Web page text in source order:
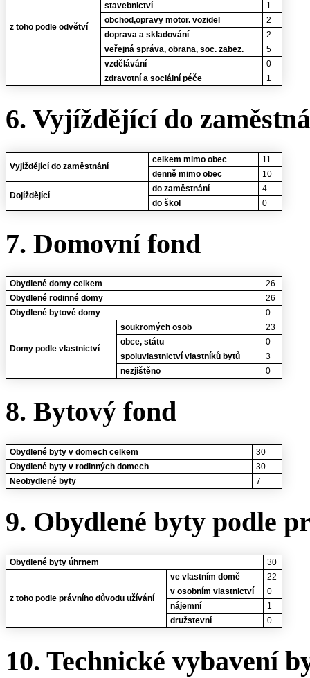
z toho podle odvětví
stavebnictví
1
obchod,opravy motor. vozidel
2
doprava a skladování
2
veřejná správa, obrana, soc. zabez.
5
vzdělávání
0
zdravotní a sociální péče
1
6. Vyjíždějící do
Vyjíždějící do zaměstnání
celkem mimo obec
11
denně mimo obec
10
Dojíždějící
do zaměstnání
4
do škol
0
7. Domovní fond
Obydlené domy celkem
26
Obydlené rodinné domy
26
Obydlené bytové domy
0
Domy podle vlastnictví
soukromých osob
23
obce, státu
0
spoluvlastnictví vlastníků bytů
3
nezjištěno
0
8. Bytový fond
Obydlené byty v domech celkem
30
Obydlené byty v rodinných domech
30
Neobydlené byty
7
9. Obydlené byty podle
Obydlené byty úhrnem 30
z toho podle právního důvodu užívání
ve vlastním domě
22
v osobním vlastnictví
0
nájemní
1
družstevní
0
10. Technické vybavení